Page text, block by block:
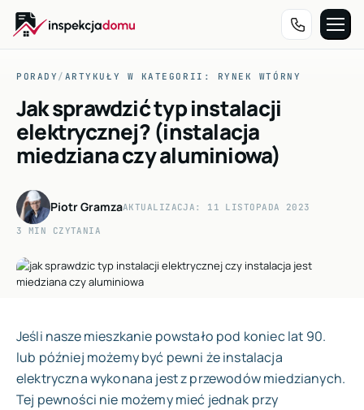
PORADY / ARTYKUŁY W KATEGORII: RYNEK WTÓRNY
Jak sprawdzić typ instalacji
elektrycznej? (instalacja
miedziana czy aluminiowa)
Piotr GramzaAKTUALIZACJA: 11 LISTOPADA 2023
3 MIN CZYTANIA
Jeśli nasze mieszkanie powstało pod koniec lat 90.
lub później możemy być pewni że instalacja
elektryczna wykonana jest z przewodów miedzianych.
Tej pewności nie możemy mieć jednak przy